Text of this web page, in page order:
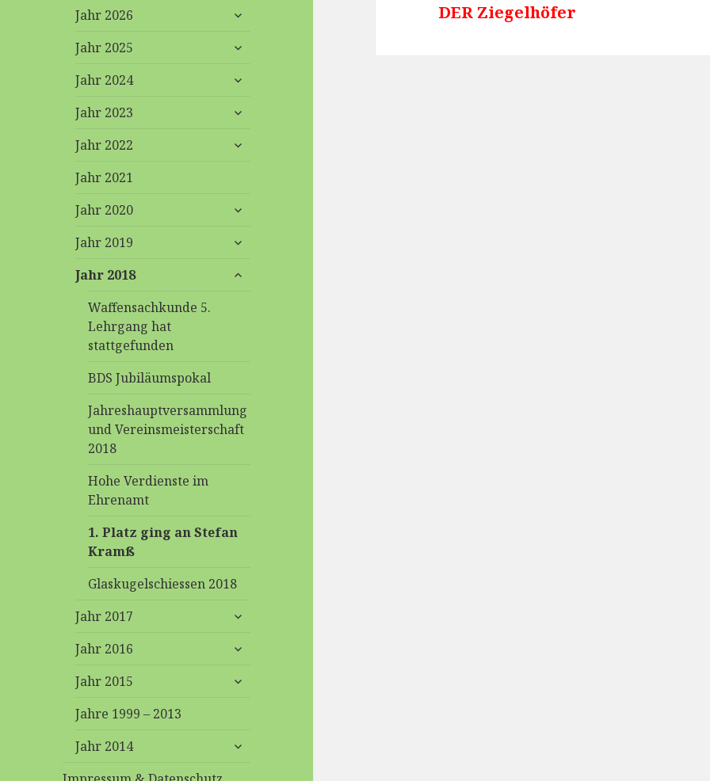
Jahr 2026
untermenü
Jahr 2025
untermenü
Jahr 2024
untermenü
Jahr 2023
untermenü
Jahr 2022
untermenü
Jahr 2021
Jahr 2020
untermenü
Jahr 2019
untermenü
Jahr 2018
untermenü
Waffensachkunde 5.
Lehrgang hat
stattgefunden
BDS Jubiläumspokal
Jahreshauptversammlung
und Vereinsmeisterschaft
2018
Hohe Verdienste im
Ehrenamt
1. Platz ging an Stefan
Kramß
Glaskugelschiessen 2018
Jahr 2017
untermenü
Jahr 2016
untermenü
Jahr 2015
untermenü
Jahre 1999 – 2013
Jahr 2014
untermenü
DER Ziegelhöfer